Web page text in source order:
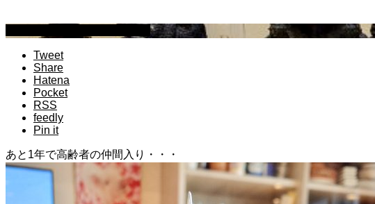
Tweet
Share
Hatena
Pocket
RSS
feedly
Pin it
あと1年で高齢者の仲間入り・・・